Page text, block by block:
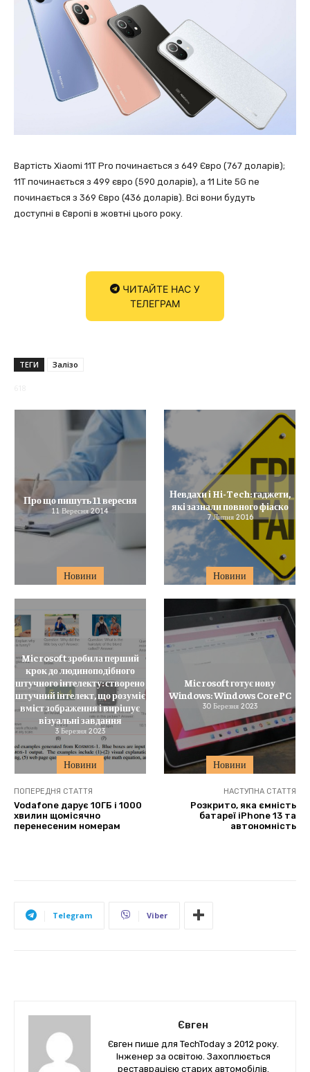
Вартість Xiaomi 11T Pro починається з 649 Євро (767 доларів);
11T починається з 499 євро (590 доларів), а 11 Lite 5G ne
починається з 369 Євро (436 доларів). Всі вони будуть
доступні в Європі в жовтні цього року.
ЧИТАЙТЕ НАС У
ТЕЛЕГРАМ
ТЕГИ Залізо
Новини
Про що пишуть 11 вересня
11 Вересня 2014
Новини
Невдахи і Hi-Tech: гаджети,
які зазнали повного фіаско
7 Липня 2016
Новини
Microsoft зробила перший
крок до людиноподібного
штучного інтелекту: створено
штучний інтелект, що розуміє
вміст зображення і вирішує
візуальні завдання
3 Березня 2023
Новини
Microsoft готує нову
Windows: Windows CorePC
30 Березня 2023
ПОПЕРЕДНЯ СТАТТЯ
Vodafone дарує 10ГБ і 1000
хвилин щомісячно
перенесеним номерам
НАСТУПНА СТАТТЯ
Розкрито, яка ємність
батареї iPhone 13 та
автономність
Telegram Viber
Євген
Євген пише для TechToday з 2012 року.
Інженер за освітою. Захоплюється
реставрацією старих автомобілів.